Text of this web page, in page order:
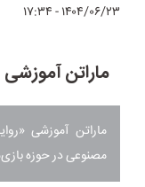
۱۴۰۴/۰۶/۲۳ - ۱۷:۳۴
ماراتن
ماراتن آموزشی
مصنوعی در حوزه